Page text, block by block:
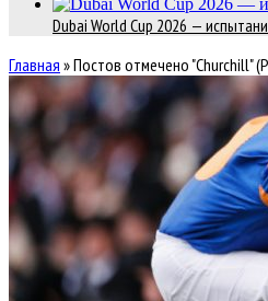
Dubai World Cup 2026 —
Главная »Постов отмечено "Churchill"